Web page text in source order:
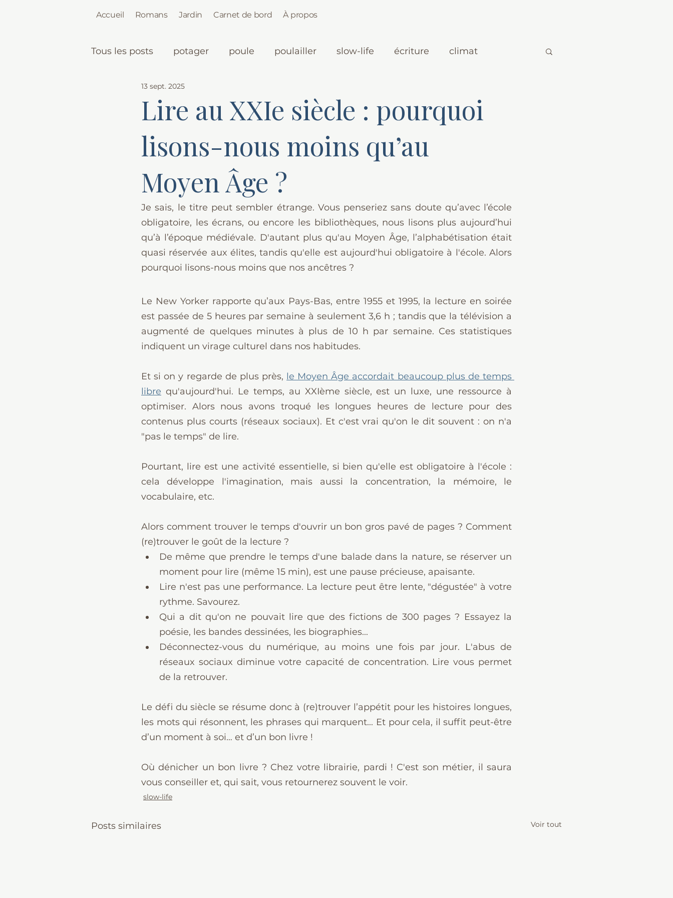
Accueil Romans Jardin Carnet de bord À propos
Tous les posts potager poule poulailler slow-life écriture climat
Lire au XXIe siècle : pourquoi
lisons-nous moins qu’au
Moyen Âge ?
13 sept. 2025
Je sais, le titre peut sembler étrange. Vous penseriez sans doute qu’avec l’école
obligatoire, les écrans, ou encore les bibliothèques, nous lisons plus aujourd’hui
qu’à l’époque médiévale. D'autant plus qu'au Moyen Âge, l’alphabétisation était
quasi réservée aux élites, tandis qu'elle est aujourd'hui obligatoire à l'école. Alors
pourquoi lisons-nous moins que nos ancêtres ?
Le New Yorker rapporte qu’aux Pays-Bas, entre 1955 et 1995, la lecture en soirée
est passée de 5 heures par semaine à seulement 3,6 h ; tandis que la télévision a
augmenté de quelques minutes à plus de 10 h par semaine. Ces statistiques
indiquent un virage culturel dans nos habitudes.
Et si on y regarde de plus près, le Moyen Âge accordait beaucoup plus de temps
libre qu'aujourd'hui. Le temps, au XXIème siècle, est un luxe, une ressource à
optimiser. Alors nous avons troqué les longues heures de lecture pour des
contenus plus courts (réseaux sociaux). Et c'est vrai qu'on le dit souvent : on n'a
"pas le temps" de lire.
Pourtant, lire est une activité essentielle, si bien qu'elle est obligatoire à l'école :
cela développe l'imagination, mais aussi la concentration, la mémoire, le
vocabulaire, etc.
Alors comment trouver le temps d'ouvrir un bon gros pavé de pages ? Comment
(re)trouver le goût de la lecture ?
De même que prendre le temps d'une balade dans la nature, se réserver un
moment pour lire (même 15 min), est une pause précieuse, apaisante.
Lire n'est pas une performance. La lecture peut être lente, "dégustée" à votre
rythme. Savourez.
Qui a dit qu'on ne pouvait lire que des fictions de 300 pages ? Essayez la
poésie, les bandes dessinées, les biographies...
Déconnectez-vous du numérique, au moins une fois par jour. L'abus de
réseaux sociaux diminue votre capacité de concentration. Lire vous permet
de la retrouver.
Le défi du siècle se résume donc à (re)trouver l’appétit pour les histoires longues,
les mots qui résonnent, les phrases qui marquent... Et pour cela, il suffit peut-être
d’un moment à soi… et d’un bon livre !
Où dénicher un bon livre ? Chez votre librairie, pardi ! C'est son métier, il saura
vous conseiller et, qui sait, vous retournerez souvent le voir.
slow-life
Posts similaires Voir tout